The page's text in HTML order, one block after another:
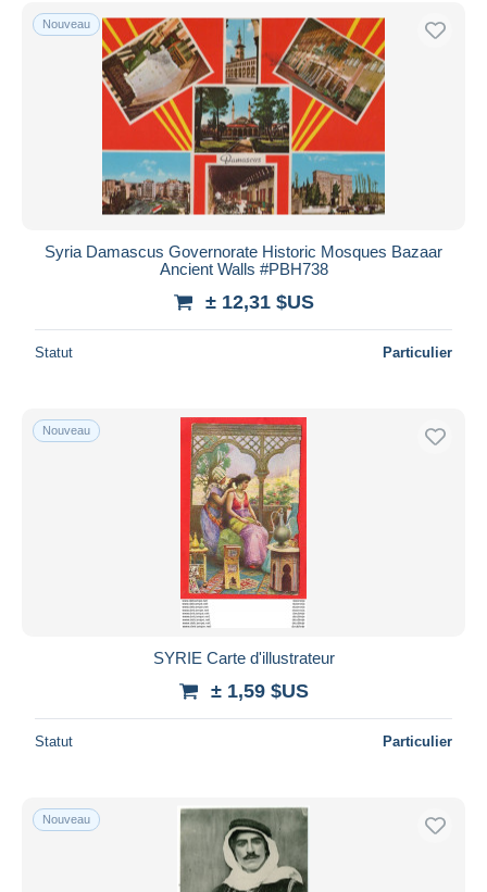
Uniquement en réduction
Livraison gratuite
Méthodes de paiement
PayPal
Virement bancaire
Visa
Mastercard
iDeal
Appliquer
Nouveau
Syria Damascus Governorate Historic Mosques Bazaar
Ancient Walls #PBH738
± 12,31 $US
Statut Particulier
Nouveau
SYRIE Carte d'illustrateur
± 1,59 $US
Statut Particulier
Nouveau